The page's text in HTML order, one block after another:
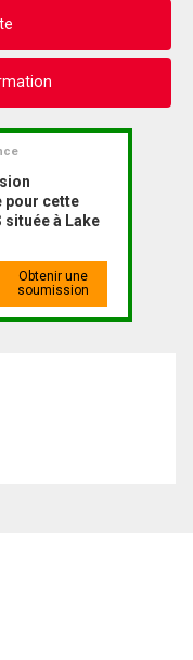
pour cette
située à Lake
Obtenir une
soumission